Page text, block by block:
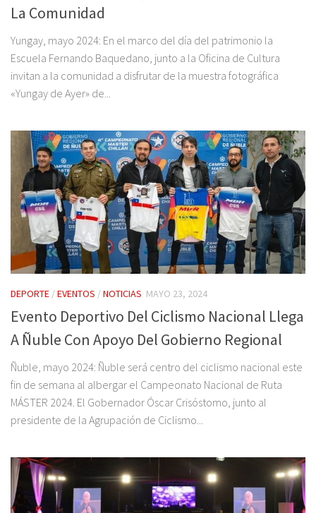
La Comunidad
Yungay, mayo 2024: En el marco del día del patrimonio la
Escuela Fernando Baquedano, junto a la Oficina de Cultura
invitan a la comunidad a disfrutar de la muestra fotográfica
«Yungay de Ayer» de...
DEPORTE /EVENTOS /NOTICIAS MAYO 23, 2024
Evento Deportivo Del Ciclismo Nacional Llega
A Ñuble Con Apoyo Del Gobierno Regional
Ñuble, mayo 2024: Ñuble será centro del ciclismo nacional este
fin de semana al albergar el Campeonato Nacional de Ruta
MÁSTER 2024. El Gobernador Óscar Crisóstomo, junto al
presidente de la Agrupación de Ciclismo...